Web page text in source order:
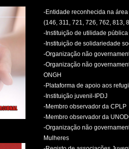
-Entidade reconhecida na
(146, 311, 721, 726, 762, 813,
-Instituição de utilidade pública
-Instituição de solidariedade
-Organização não
-Organização não
ONGH
-Plataforma de apoio aos
-Instituição juvenil-IPDJ
-Membro observador da CPLP
-Membro observador da
-Organização não
Mulheres